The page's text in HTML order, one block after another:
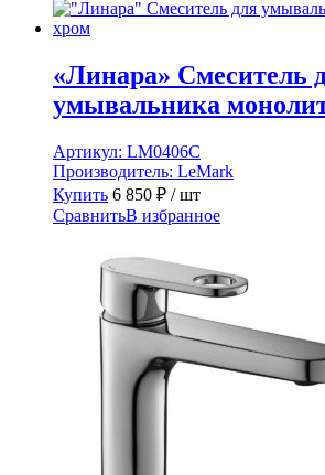
«Линара» Смеситель
умывальника
Артикул: LM0406C
Производитель: LeMark
Купить 6 850 ₽ / шт
СравнитьВ избранное